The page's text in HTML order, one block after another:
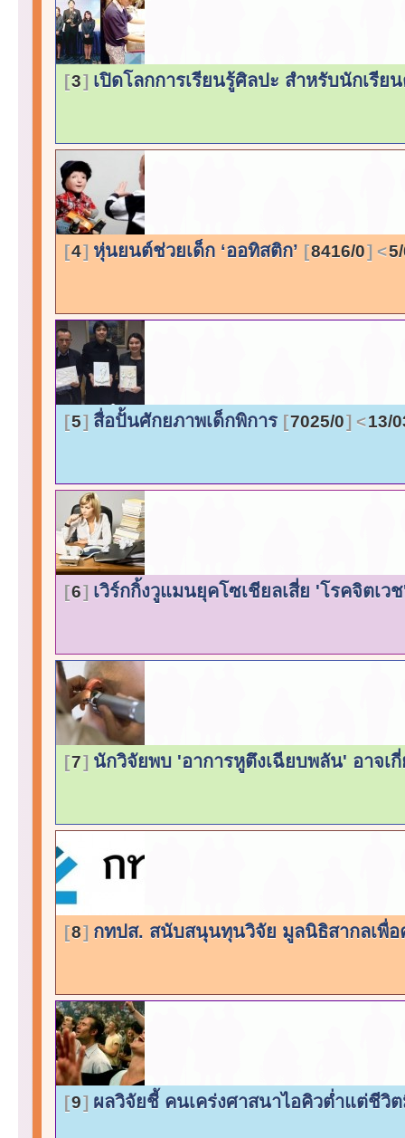
3 เปิดโลกการเรียนรู้ศิลปะ สำหรับนักเรีย
4 หุ่นยนต์ช่วยเด็ก ‘ออทิสติก’ 8416/0
5 สื่อปั้นศักยภาพเด็กพิการ 7025/0 13/
6 เวิร์กกิ้งวูแมนยุคโซเชียลเสี่ย 'โรคจิตเว
7 นักวิจัยพบ 'อาการหูตึงเฉียบพลัน' อาจเ
8 กทปส. สนับสนุนทุนวิจัย มูลนิธิสากลเพื่
9 ผลวิจัยชี้ คนเคร่งศาสนาไอคิวต่ำแต่ชีวิ